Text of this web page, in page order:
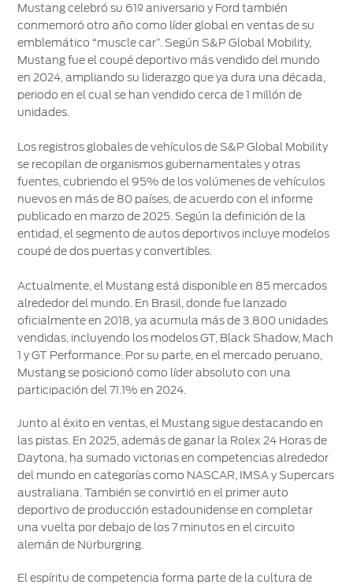
Manual
del
Propietario
SYNC
-
Guía
360
Ford
app
Online
Ford
Assistance
Repuestos
Originales
cuenta
Cambiar
contraseña
Mustang celebró su 61º aniversario y Ford también
conmemoró otro año como líder global en ventas de su
emblemático “muscle car”. Según S&P Global Mobility,
Mustang fue el coupé deportivo más vendido del mundo
en 2024, ampliando su liderazgo que ya dura una década,
periodo en el cual se han vendido cerca de 1 millón de
unidades.
Los registros globales de vehículos de S&P Global Mobility
se recopilan de organismos gubernamentales y otras
fuentes, cubriendo el 95% de los volúmenes de vehículos
nuevos en más de 80 países, de acuerdo con el informe
publicado en marzo de 2025. Según la definición de la
entidad, el segmento de autos deportivos incluye modelos
coupé de dos puertas y convertibles.
Actualmente, el Mustang está disponible en 85 mercados
alrededor del mundo. En Brasil, donde fue lanzado
oficialmente en 2018, ya acumula más de 3.800 unidades
vendidas, incluyendo los modelos GT, Black Shadow, Mach
1 y GT Performance. Por su parte, en el mercado peruano,
Mustang se posicionó como líder absoluto con una
participación del 71.1% en 2024.
Junto al éxito en ventas, el Mustang sigue destacando en
las pistas. En 2025, además de ganar la Rolex 24 Horas de
Daytona, ha sumado victorias en competencias alrededor
del mundo en categorías como NASCAR, IMSA y Supercars
australiana. También se convirtió en el primer auto
deportivo de producción estadounidense en completar
una vuelta por debajo de los 7 minutos en el circuito
alemán de Nürburgring.
El espíritu de competencia forma parte de la cultura de